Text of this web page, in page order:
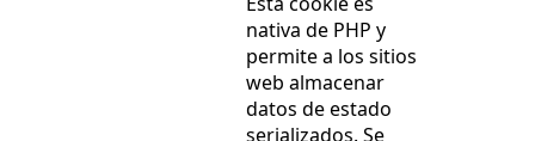
nativa de PHP y
permite a los sitios
web almacenar
datos de estado
serializados. Se